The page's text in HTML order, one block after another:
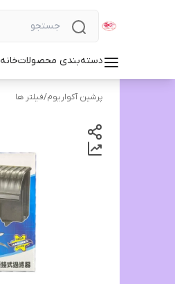
دسته‌بندی محصولاتخانه
پرشین آکواریوم/فیلتر ها